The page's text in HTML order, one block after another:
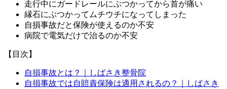
走行中にガードレールにぶつかってから首が痛い
縁石にぶつかってムチウチになってしまった
自損事故だと保険が使えるのか不安
病院で電気だけで治るのか不安
【目次】
自損事故とは？｜しばさき整骨院
自損事故では自賠責保険は適用されるの？｜しばさき